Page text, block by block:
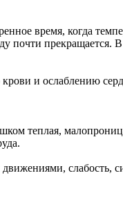
время, когда
почти прекращается.
и ослаблению
теплая,
слабость,